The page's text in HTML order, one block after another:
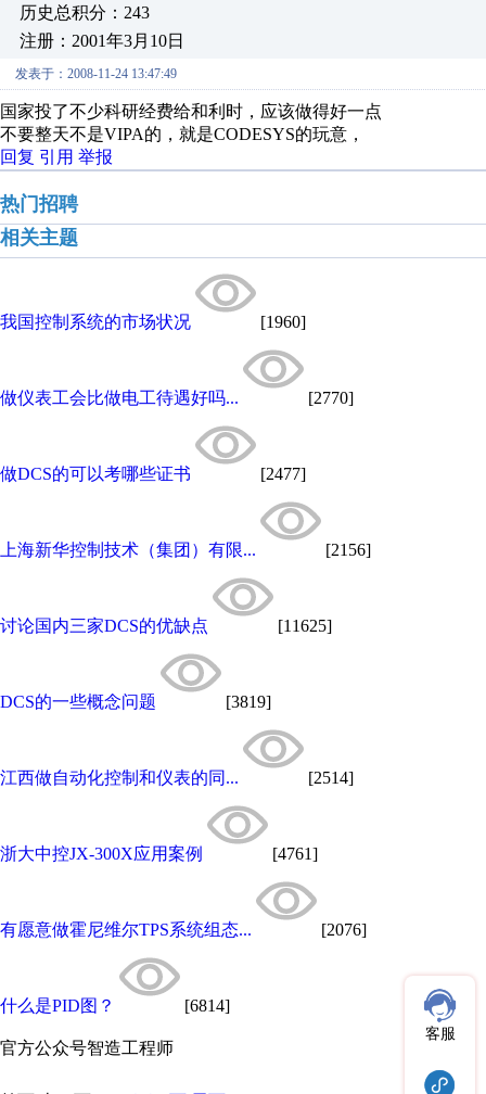
历史总积分：243
注册：2001年3月10日
发表于：2008-11-24 13:47:49
国家投了不少科研经费给和利时，应该做得好一点
不要整天不是VIPA的，就是CODESYS的玩意，
回复 引用 举报
热门招聘
相关主题
我国控制系统的市场状况 [1960]
做仪表工会比做电工待遇好吗... [2770]
做DCS的可以考哪些证书 [2477]
上海新华控制技术（集团）有限... [2156]
讨论国内三家DCS的优缺点 [11625]
DCS的一些概念问题 [3819]
江西做自动化控制和仪表的同... [2514]
浙大中控JX-300X应用案例 [4761]
有愿意做霍尼维尔TPS系统组态... [2076]
什么是PID图？ [6814]
官方公众号智造工程师
客服